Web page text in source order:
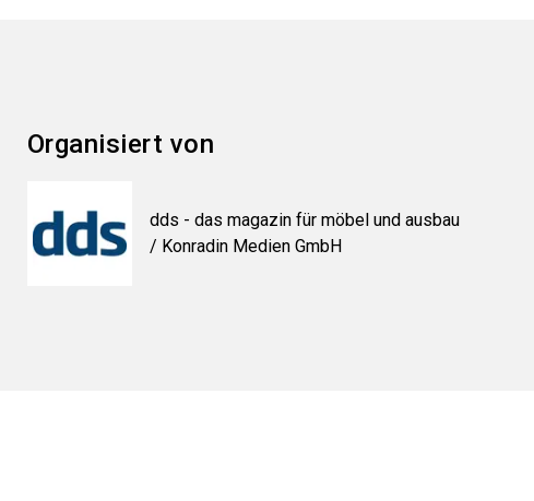
Organisiert von
dds - das magazin für möbel und ausbau
/ Konradin Medien GmbH